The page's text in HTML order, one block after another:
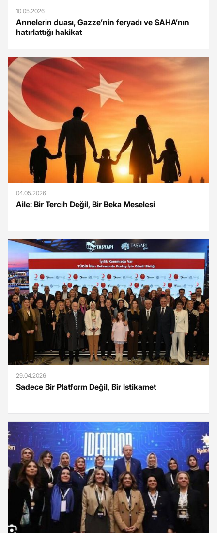
10.05.2026
Annelerin duası, Gazze’nin feryadı ve SAHA’nın
hatırlattığı hakikat
04.05.2026
Aile: Bir Tercih Değil, Bir Beka Meselesi
29.04.2026
Sadece Bir Platform Değil, Bir İstikamet